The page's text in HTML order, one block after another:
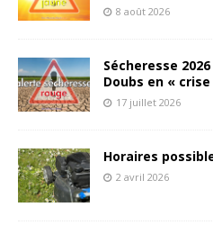
8 août 2026
Sécheresse
Doubs en «
17 juillet 2026
Horaires
2 avril 2026